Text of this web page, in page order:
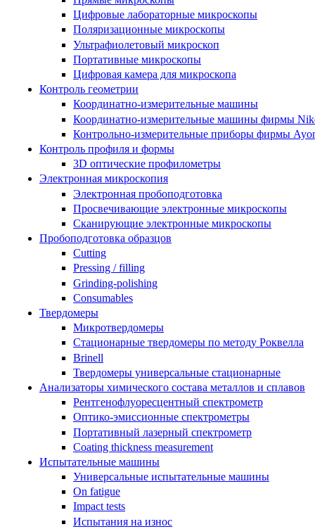
Цифровые лабораторные микроскопы
Поляризационные микроскопы
Ультрафиолетовый микроскоп
Портативные микроскопы
Цифровая камера для микроскопа
Контроль геометрии
Координатно-измерительные машины
Координатно-измерительные машины фирмы
Контрольно-измерительные приборы фирмы
Контроль профиля и формы
3D оптические профилометры
Электронная микроскопия
Электронная пробоподготовка
Просвечивающие электронные микроскопы
Сканирующие электронные микроскопы
Пробоподготовка образцов
Cutting
Pressing / filling
Grinding-polishing
Consumables
Твердомеры
Микротвердомеры
Стационарные твердомеры по методу Роквелла
Brinell
Твердомеры универсальные стационарные
Анализаторы химического состава металлов и сплавов
Рентгенофлуоресцентный спектрометр
Оптико-эмиссионные спектрометры
Портативный лазерный спектрометр
Coating thickness measurement
Испытательные машины
Универсальные испытательные машины
On fatigue
Impact tests
Испытания на износ